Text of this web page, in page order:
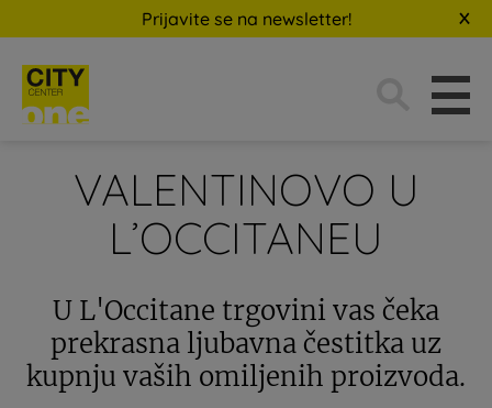
Prijavite se na newsletter!
VALENTINOVO U
L’OCCITANEU
U L'Occitane trgovini vas čeka
prekrasna ljubavna čestitka uz
kupnju vaših omiljenih proizvoda.